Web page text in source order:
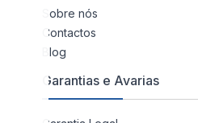
Sobre nós
Contactos
Blog
Garantias e Avarias